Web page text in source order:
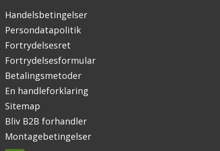
Handelsbetingelser
Persondatapolitik
Fortrydelsesret
Fortrydelsesformular
Betalingsmetoder
En handleforklaring
Sitemap
Bliv B2B forhandler
Montagebetingelser